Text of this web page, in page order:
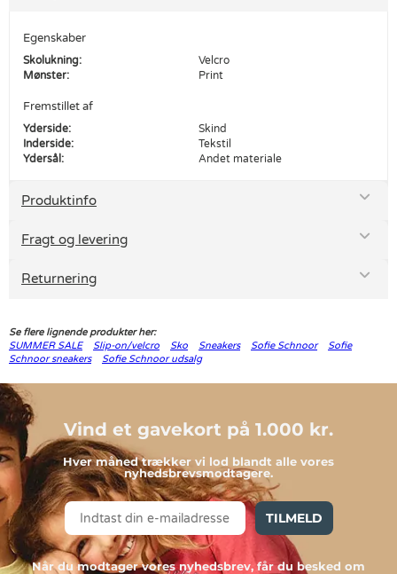
Egenskaber
Skolukning:
Velcro
Mønster:
Print
Fremstillet af
Yderside:
Skind
Inderside:
Tekstil
Ydersål:
Andet materiale
Produktinfo
Fragt og levering
Returnering
Se flere lignende produkter her:
SUMMER SALE
Slip-on/velcro Sko Sneakers Sofie Schnoor
Sofie
Schnoor sneakers
Sofie Schnoor udsalg
Vind et gavekort på 1.000 kr.
Hver måned trækker vi lod blandt alle vores
nyhedsbrevsmodtagere.
TILMELD
Når du modtager vores nyhedsbrev, får du besked om